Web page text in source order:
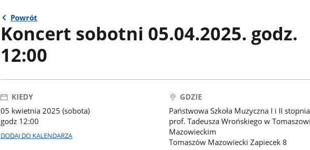
Powrót
Koncert sobotni 05.04.2025. godz.
12:00
KIEDY
05 kwietnia 2025 (sobota)
godz 12:00
DODAJ DO KALENDARZA
GDZIE
Państwowa Szkoła Muzyczna I i II
prof. Tadeusza Wrońskiego w
Mazowieckim
Tomaszów Mazowiecki Zapiecek 8